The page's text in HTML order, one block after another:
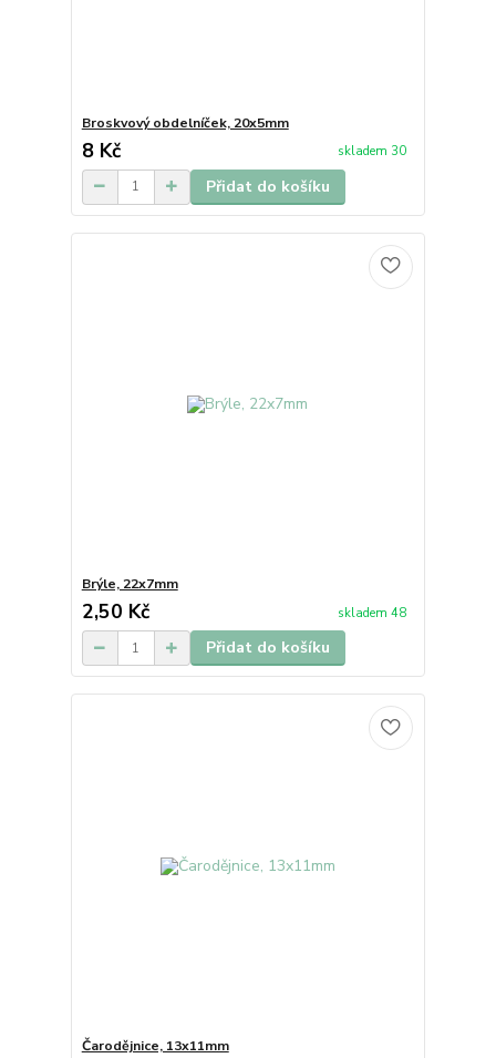
Broskvový obdelníček, 20x5mm
8 Kč skladem 30
Přidat do košíku
Brýle, 22x7mm
2,50 Kč skladem 48
Přidat do košíku
Čarodějnice, 13x11mm